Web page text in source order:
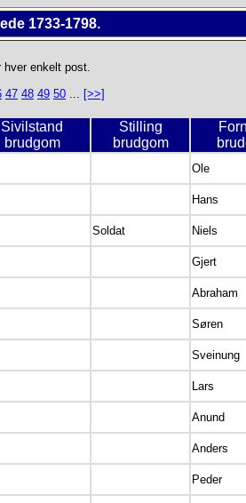
1733-1798.
hver enkelt post.
47 48 49 50 ... [>>]
Sivilstand
brudgom
Stilling
brudgom
Ole
Hans
Soldat Niels
Gjert
Abraham
Søren
Sveinung
Lars
Anund
Anders
Peder